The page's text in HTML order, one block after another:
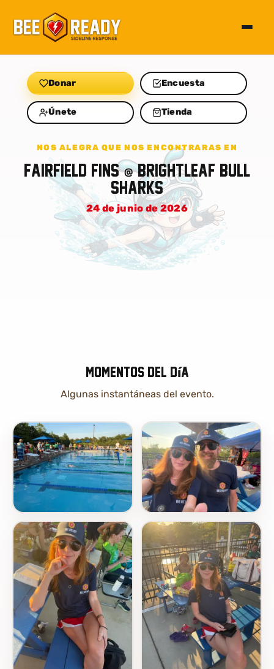
Donar Encuesta
Únete Tienda
NOS ALEGRA QUE NOS ENCONTRARAS EN
Fairfield Fins@Brightleaf Bull
Sharks
24 de junio de 2026
Momentos del día
Algunas instantáneas del evento.